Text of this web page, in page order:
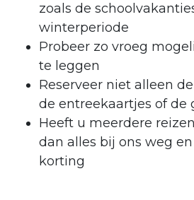
zoals de
winterperiode
Probeer zo vroeg
te leggen
Reserveer niet alleen
de entreekaartjes of de
Heeft u meerdere
dan alles bij ons weg
korting